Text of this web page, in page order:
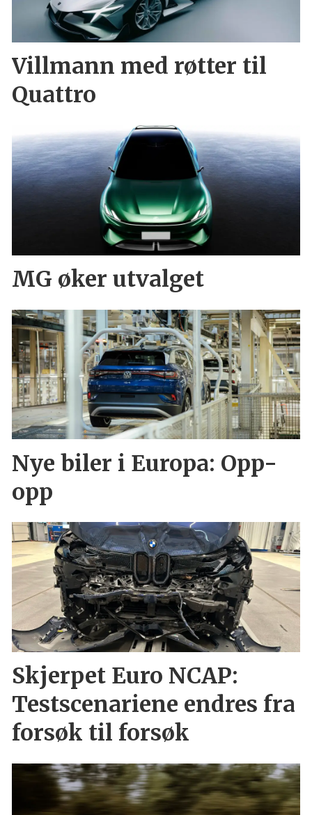
Villmann med røtter til
Quattro
MG øker utvalget
Nye biler i Europa: Opp-
opp
Skjerpet Euro NCAP:
Testscenariene endres fra
forsøk til forsøk